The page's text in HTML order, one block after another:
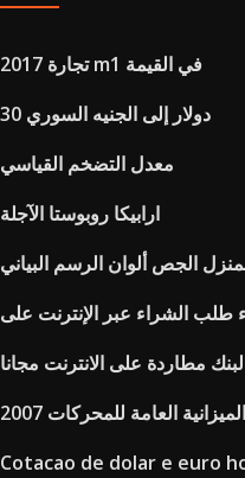
2017 تجارة m1 في القيمة
30 دولار إلى الجنيه السوري
معدل التضخم القياسي
ارابيكا روبوستا الآجلة
الجص ألوان الرسم البياني
مطاردة على الانترنت مجانا
الميزانية العامة للمحركات 2007
Cotacao de dolar e euro